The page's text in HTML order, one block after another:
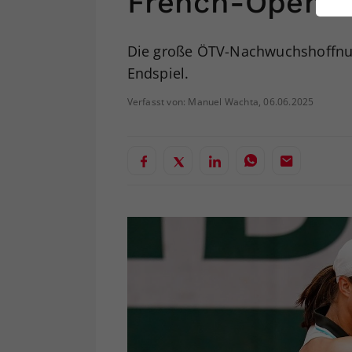
Die große ÖTV-
Endspiel.
Verfasst von: Manuel Wachta, 06.06.2025